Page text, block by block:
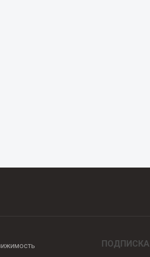
ПОДПИСКА